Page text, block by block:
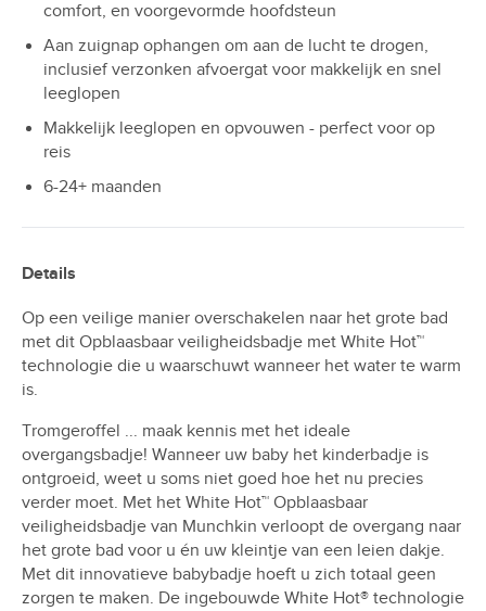
comfort, en voorgevormde hoofdsteun
Aan zuignap ophangen om aan de lucht te drogen,
inclusief verzonken afvoergat voor makkelijk en snel
leeglopen
Makkelijk leeglopen en opvouwen - perfect voor op
reis
6-24+ maanden
Details
Op een veilige manier overschakelen naar het grote bad
met dit Opblaasbaar veiligheidsbadje met White Hot™
technologie die u waarschuwt wanneer het water te warm
is.
Tromgeroffel ... maak kennis met het ideale
overgangsbadje! Wanneer uw baby het kinderbadje is
ontgroeid, weet u soms niet goed hoe het nu precies
verder moet. Met het White Hot™ Opblaasbaar
veiligheidsbadje van Munchkin verloopt de overgang naar
het grote bad voor u én uw kleintje van een leien dakje.
Met dit innovatieve babybadje hoeft u zich totaal geen
zorgen te maken. De ingebouwde White Hot® technologie